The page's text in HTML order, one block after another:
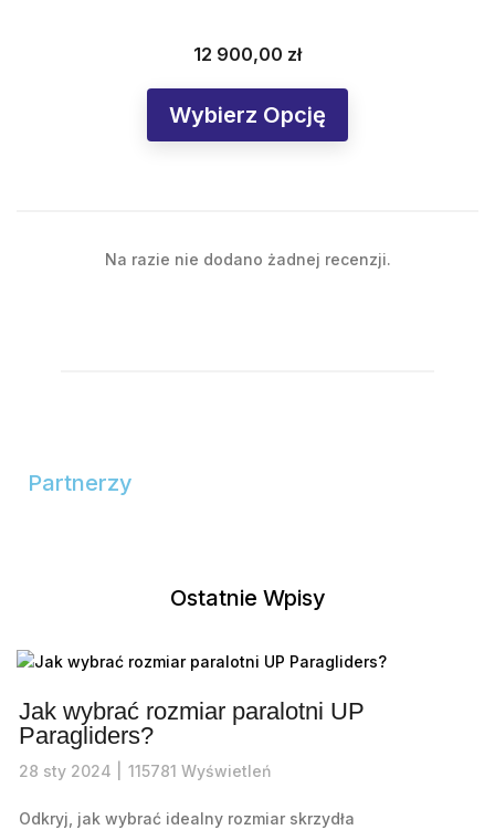
Cena
12 900,00 zł
Wybierz Opcję
Na razie nie dodano żadnej recenzji.
Partnerzy
Ostatnie Wpisy
Jak wybrać rozmiar paralotni UP
Paragliders?
28 sty 2024 | 115781 Wyświetleń
Odkryj, jak wybrać idealny rozmiar skrzydła